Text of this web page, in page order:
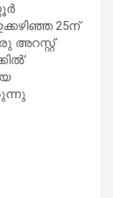
25ന്
അറസ്റ്റ്